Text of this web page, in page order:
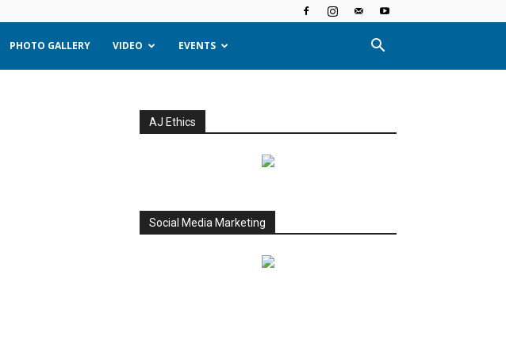
PHOTO GALLERY VIDEO EVENTS
AJ Ethics
Social Media Marketing